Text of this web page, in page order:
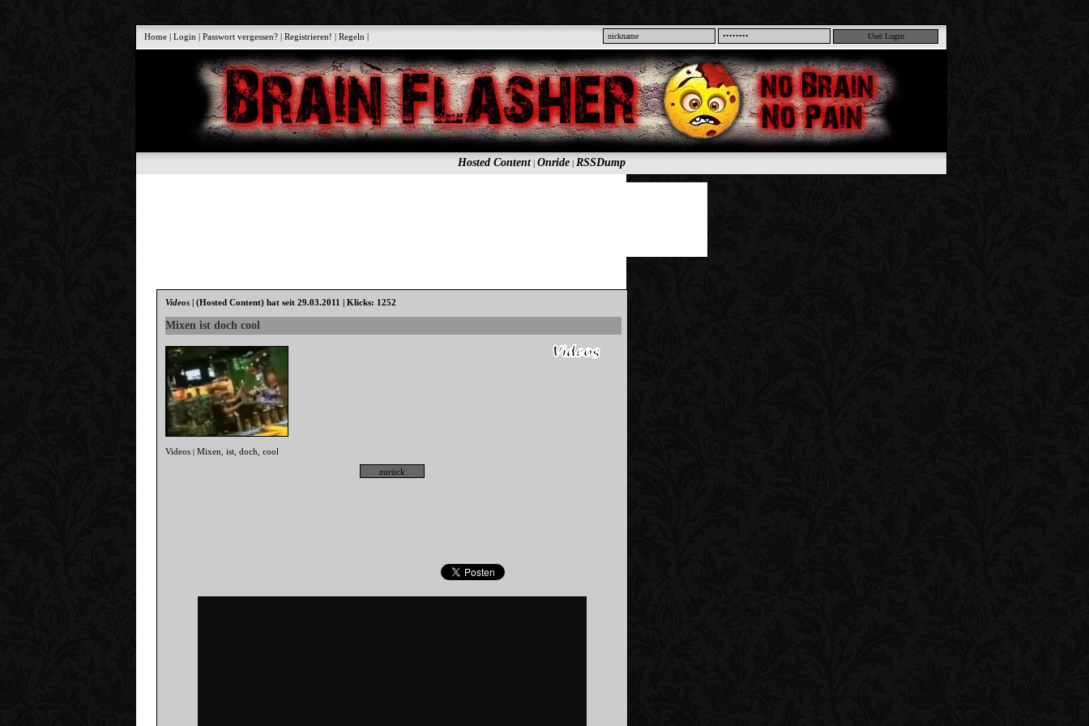
Home |Login |Passwort vergessen? |Registrieren! |Regeln |
Hosted Content| Onride| RSSDump
Videos |(Hosted Content) hat seit 29.03.2011 | Klicks: 1252
Mixen ist doch cool
Videos |Mixen ,ist ,doch ,cool